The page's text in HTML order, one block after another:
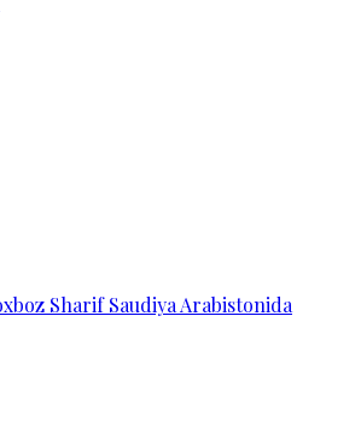
Sharif Saudiya Arabistonida